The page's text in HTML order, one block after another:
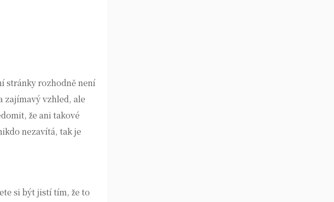
stránky rozhodně není
zajímavý vzhled, ale
že ani takové
nezavítá, tak je
si být jistí tím, že to